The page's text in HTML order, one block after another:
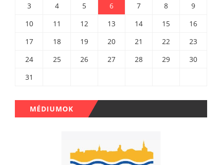
3
4 5 6 7 8
9
10
11 12 13 14 15
16
17
18 19 20 21 22
23
24
25 26 27 28 29
30
31
MÉDIUMOK